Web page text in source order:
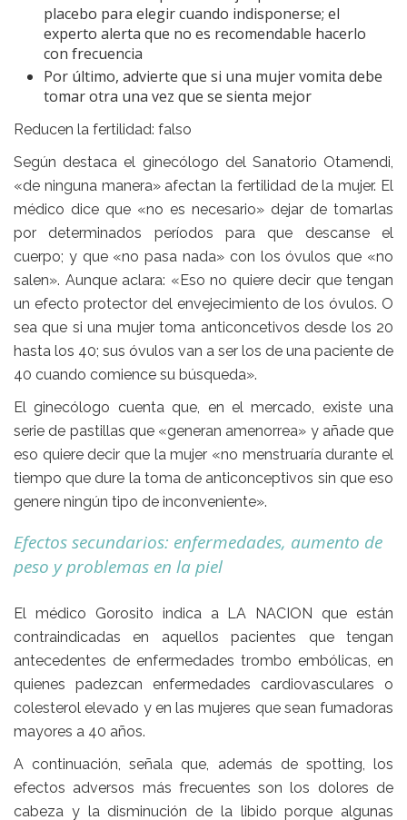
placebo para elegir cuando indisponerse; el
experto alerta que no es recomendable hacerlo
con frecuencia
Por último, advierte que si una mujer vomita debe
tomar otra una vez que se sienta mejor
Reducen la fertilidad: falso
Según destaca el ginecólogo del Sanatorio Otamendi,
«de ninguna manera» afectan la fertilidad de la mujer. El
médico dice que «no es necesario» dejar de tomarlas
por determinados períodos para que descanse el
cuerpo; y que «no pasa nada» con los óvulos que «no
salen». Aunque aclara: «Eso no quiere decir que tengan
un efecto protector del envejecimiento de los óvulos. O
sea que si una mujer toma anticoncetivos desde los 20
hasta los 40; sus óvulos van a ser los de una paciente de
40 cuando comience su búsqueda».
El ginecólogo cuenta que, en el mercado, existe una
serie de pastillas que «generan amenorrea» y añade que
eso quiere decir que la mujer «no menstruaría durante el
tiempo que dure la toma de anticonceptivos sin que eso
genere ningún tipo de inconveniente».
Efectos secundarios: enfermedades, aumento de
peso y problemas en la piel
El médico Gorosito indica a LA NACION que están
contraindicadas en aquellos pacientes que tengan
antecedentes de enfermedades trombo embólicas, en
quienes padezcan enfermedades cardiovasculares o
colesterol elevado y en las mujeres que sean fumadoras
mayores a 40 años.
A continuación, señala que, además de spotting, los
efectos adversos más frecuentes son los dolores de
cabeza y la disminución de la libido porque algunas